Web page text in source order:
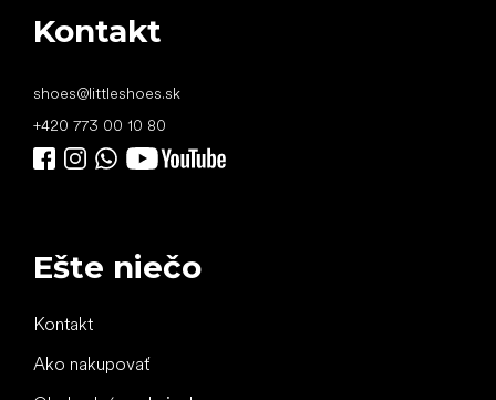
Kontakt
shoes@littleshoes.sk
+420 773 00 10 80
Ešte niečo
Kontakt
Ako nakupovať